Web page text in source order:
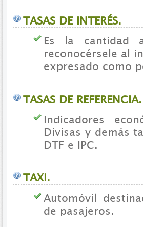
TASAS DE INTERÉS.
Es la cantidad
reconocérsele al
expresado como
TASAS DE REFERENCIA.
Indicadores
Divisas y demás
DTF e IPC.
TAXI.
Automóvil
de pasajeros.